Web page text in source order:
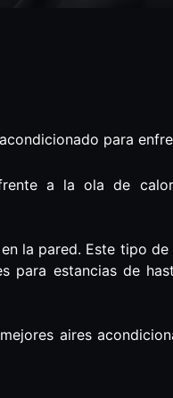
para
a la ola de
la pared. Este tipo
para estancias de
aires